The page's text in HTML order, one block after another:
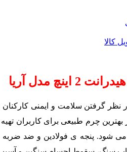
کالا
مدل آریا
در نظر گرفتن سلامت و ایمنی
بهترین چرم طبیعی برای کاربران
می شود. پنجه ی فولادین و ضد